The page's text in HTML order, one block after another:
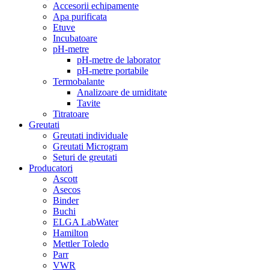
Accesorii echipamente
Apa purificata
Etuve
Incubatoare
pH-metre
pH-metre de laborator
pH-metre portabile
Termobalante
Analizoare de umiditate
Tavite
Titratoare
Greutati
Greutati individuale
Greutati Microgram
Seturi de greutati
Producatori
Ascott
Asecos
Binder
Buchi
ELGA LabWater
Hamilton
Mettler Toledo
Parr
VWR